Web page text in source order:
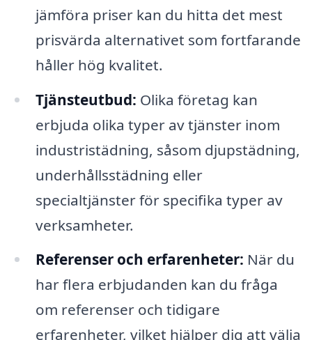
jämföra priser kan du hitta det mest
prisvärda alternativet som fortfarande
håller hög kvalitet.
Tjänsteutbud: Olika företag kan
erbjuda olika typer av tjänster inom
industristädning, såsom djupstädning,
underhållsstädning eller
specialtjänster för specifika typer av
verksamheter.
Referenser och erfarenheter: När du
har flera erbjudanden kan du fråga
om referenser och tidigare
erfarenheter, vilket hjälper dig att välja